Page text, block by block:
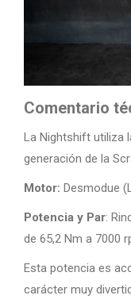
Comentario
La Nightshift utiliza
generación de la
Motor: Desmodue
Potencia y Par:
de 65,2 Nm a 7000
Esta potencia es
carácter muy